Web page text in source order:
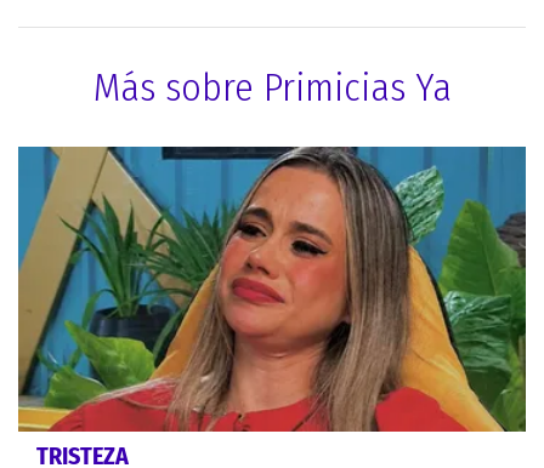
Más sobre Primicias Ya
TRISTEZA